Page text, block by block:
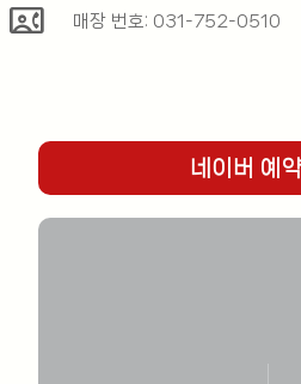
contact_phone 매장 번호: 031-752-0510
네이버 예